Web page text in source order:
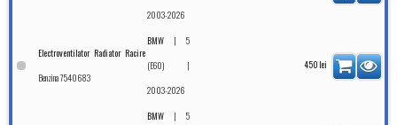
2003-2026
Electroventilator Radiator Racire
Benzina 7540683
BMW |5
(E60) |
2003-2026
450 lei
BMW |5